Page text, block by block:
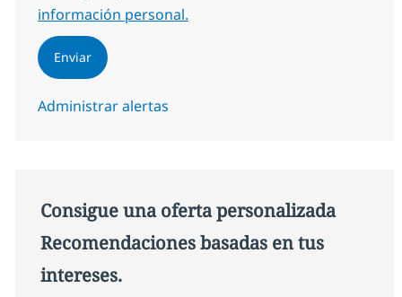
información personal.
Enviar
Administrar alertas
Consigue una oferta personalizada
Recomendaciones basadas en tus
intereses.